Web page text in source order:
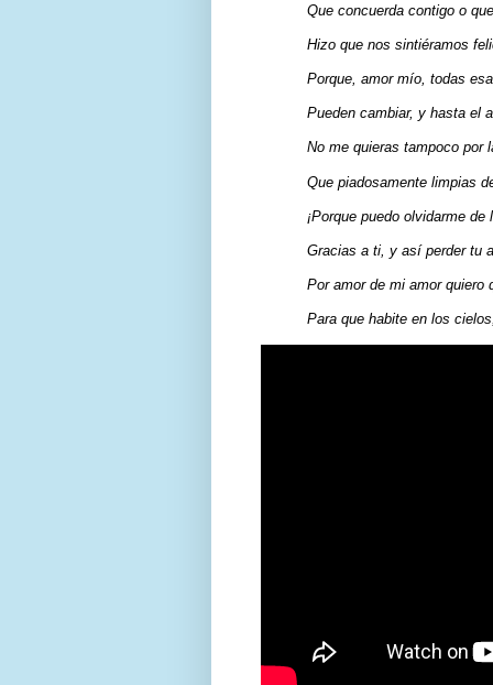
Que concuerda contigo o
Hizo que nos sintiéramos
Porque, amor mío, todas
Pueden cambiar, y hasta el
No me quieras tampoco por
Que piadosamente limpias
¡Porque puedo olvidarme de
Gracias a ti, y así perder tu
Por amor de mi amor quiero
Para que habite en los